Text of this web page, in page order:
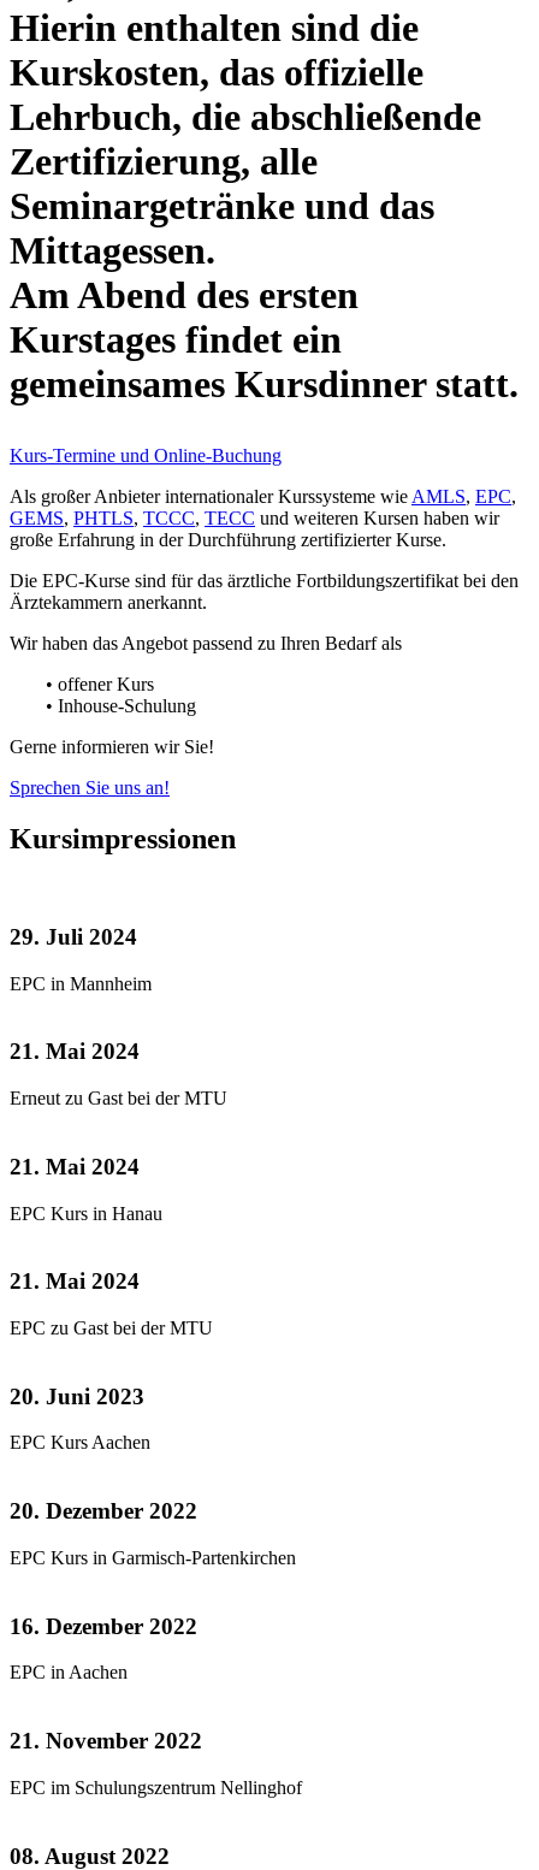
Hierin enthalten sind die
Kurskosten, das offizielle
Lehrbuch, die abschließende
Zertifizierung, alle
Seminargetränke und das
Mittagessen.
Am Abend des ersten
Kurstages findet ein
gemeinsames Kursdinner statt.
Kurs-Termine und Online-Buchung
Als großer Anbieter internationaler Kurssysteme wieAMLS, EPC,
GEMS, PHTLS, TCCC, TECC und weiteren Kursen haben wir
große Erfahrung in der Durchführung zertifizierter Kurse.
Die EPC-Kurse sind für das ärztliche Fortbildungszertifikat bei den
Ärztekammern anerkannt.
Wir haben das Angebot passend zu Ihren Bedarf als
• offener Kurs
• Inhouse-Schulung
Gerne informieren wir Sie!
Sprechen Sie uns an!
Kursimpressionen
29. Juli 2024
EPC in Mannheim
21. Mai 2024
Erneut zu Gast bei der MTU
21. Mai 2024
EPC Kurs in Hanau
21. Mai 2024
EPC zu Gast bei der MTU
20. Juni 2023
EPC Kurs Aachen
20. Dezember 2022
EPC Kurs in Garmisch-Partenkirchen
16. Dezember 2022
EPC in Aachen
21. November 2022
EPC im Schulungszentrum Nellinghof
08. August 2022